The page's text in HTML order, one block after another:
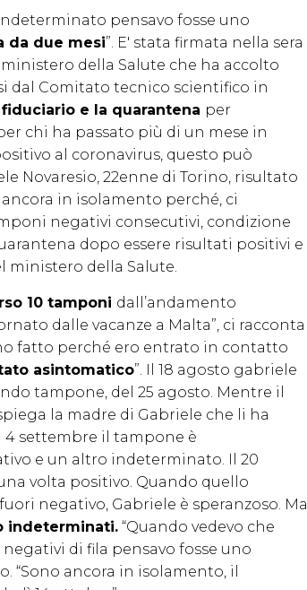
pensavo fosse uno
da due mesi”. E' stata firmata nella sera
della Salute che ha accolto
dal Comitato tecnico scientifico in
e la quarantena per
chi ha passato più di un mese in
al coronavirus, questo può
Novaresio, 22enne di Torino, risultato
ancora in isolamento perché, ci
negativi consecutivi, condizione
dopo essere risultati positivi e
ministero della Salute.
10 tamponi dall’andamento
dalle vacanze a Malta”, ci racconta
fatto perché ero entrato in contatto
asintomatico”. Il 18 agosto gabriele
tampone, del 25 agosto. Mentre il
la madre di Gabriele che li ha
settembre il tampone è
e un altro indeterminato. Il 20
volta positivo. Quando quello
negativo, Gabriele è speranzoso. Ma
indeterminati. “Quando vedevo che
di fila pensavo fosse uno
“Sono ancora in isolamento, il